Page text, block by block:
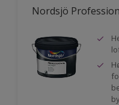
Nordsjö